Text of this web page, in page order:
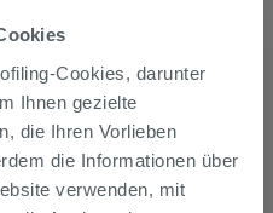
Cookies, darunter
Ihnen gezielte
die Ihren Vorlieben
die Informationen über
verwenden, mit
innerhalb von 15
zum Versand